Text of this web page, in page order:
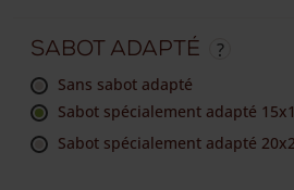
Sabot adapté
sans sabot adapté
Sabot spécialement adapté
Sabot spécialement adapté